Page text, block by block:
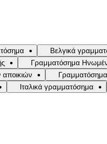
Βελγικά
Γραμματόσημα
Ιταλικά γραμματόσημα